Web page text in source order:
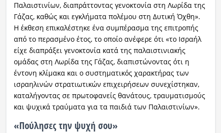
Παλαιστινίων, διαπράττοντας γενοκτονία στη Λωρίδα της
Γάζας, καθώς και εγκλήματα πολέμου στη Δυτική Όχθη».
Η έκθεση επικαλέστηκε ένα συμπέρασμα της επιτροπής
από το περασμένο έτος, το οποίο ανέφερε ότι «το Ισραήλ
είχε διαπράξει γενοκτονία κατά της παλαιστινιακής
ομάδας στη Λωρίδα της Γάζας, διαπιστώνοντας ότι η
έντονη κλίμακα και ο συστηματικός χαρακτήρας των
ισραηλινών στρατιωτικών επιχειρήσεων συνεχίστηκαν,
καταλήγοντας σε πρωτοφανείς θανάτους, τραυματισμούς
και ψυχικά τραύματα για τα παιδιά των Παλαιστινίων».
«Πούλησες την ψυχή σου»